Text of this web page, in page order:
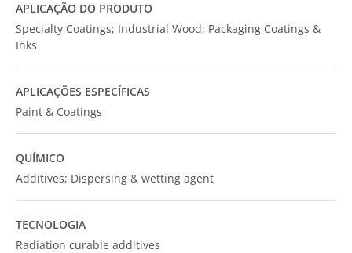
APLICAÇÃO DO PRODUTO
Specialty Coatings; Industrial Wood; Packaging Coatings &
Inks
APLICAÇÕES ESPECÍFICAS
Paint & Coatings
QUÍMICO
Additives; Dispersing & wetting agent
TECNOLOGIA
Radiation curable additives